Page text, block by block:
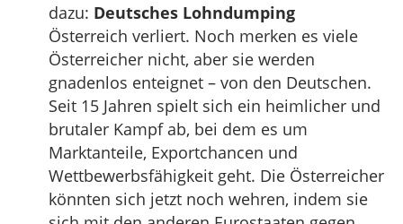
dazu: Deutsches Lohndumping
Österreich verliert. Noch merken es viele
Österreicher nicht, aber sie werden
gnadenlos enteignet – von den Deutschen.
Seit 15 Jahren spielt sich ein heimlicher und
brutaler Kampf ab, bei dem es um
Marktanteile, Exportchancen und
Wettbewerbsfähigkeit geht. Die Österreicher
könnten sich jetzt noch wehren, indem sie